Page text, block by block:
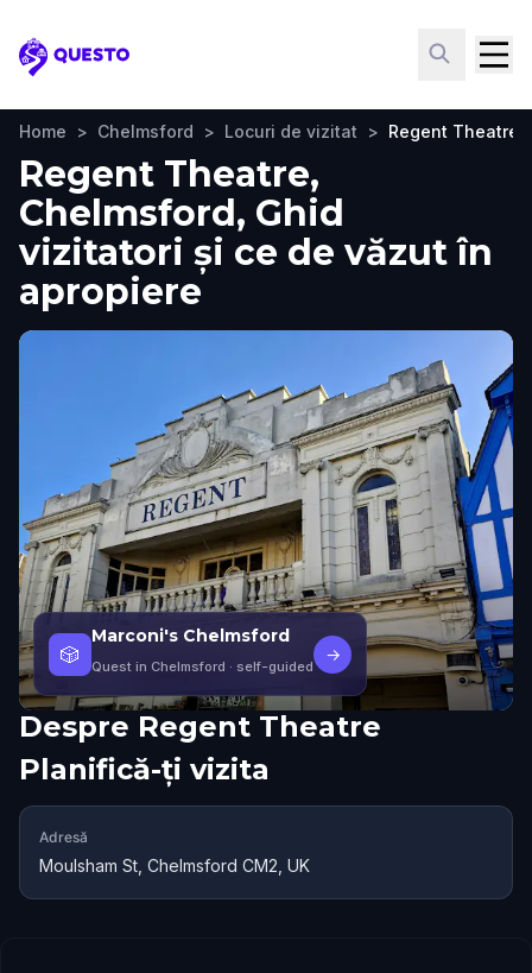
Questo
Home > Chelmsford > Locuri de vizitat > Regent Theatre
Regent Theatre,
Chelmsford, Ghid
vizitatori și ce de văzut în
apropiere
🎲
Marconi's Chelmsford
Quest in Chelmsford · self-guided
→
Despre Regent Theatre
Planifică-ți vizita
Adresă
Moulsham St, Chelmsford CM2, UK